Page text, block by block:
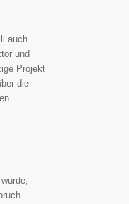
auch
und
Projekt
die